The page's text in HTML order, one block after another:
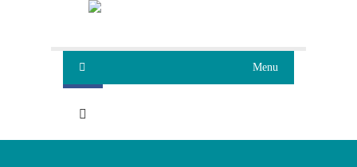
Menu